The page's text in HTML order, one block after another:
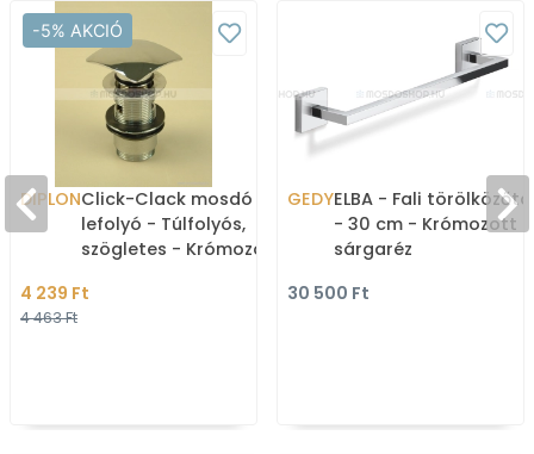
-5% AKCIÓ
DIPLONClick-Clack mosdó
lefolyó - Túlfolyós,
szögletes - Krómozott
4 239 Ft
4 463 Ft
GEDYELBA - Fali
- 30 cm - Krómozott
sárgaréz
30 500 Ft